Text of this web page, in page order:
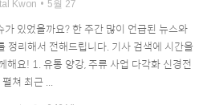
Kwon 5월 27
있었을까요? 한 주간 많이 언급된 뉴스와
정리해서 전해드립니다. 기사 검색에 시간을
요! 1. 유통 양강, 주류 사업 다각화 신경전
펼쳐 최근 ...